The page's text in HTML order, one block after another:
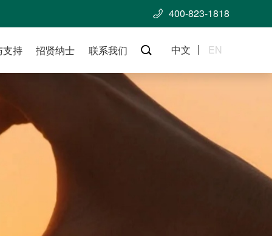
 400-823-1818
支持 招贤纳士 联系我们  中文 EN